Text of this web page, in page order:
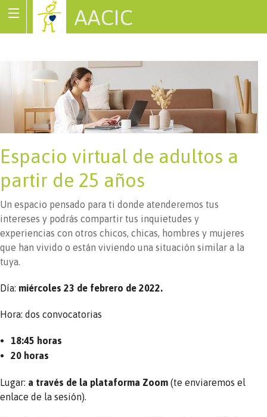
AACIC
Espacio virtual de adultos a
partir de 25 años
Un espacio pensado para ti donde atenderemos tus
intereses y podrás compartir tus inquietudes y
experiencias con otros chicos, chicas, hombres y mujeres
que han vivido o están viviendo una situación similar a la
tuya.
Día: miércoles 23 de febrero de 2022.
Hora: dos convocatorias
18:45 horas
20 horas
Lugar: a través de la plataforma Zoom (te enviaremos el
enlace de la sesión).